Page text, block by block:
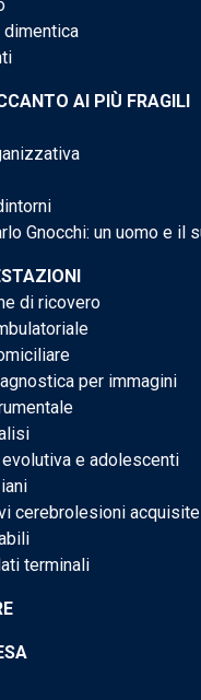
dimentica
AI PIÙ FRAGILI
Gnocchi: un uomo e il
di ricovero
per immagini
e adolescenti
cerebrolesioni acquisite
terminali